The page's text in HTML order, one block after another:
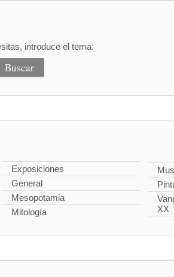
introduce el tema:
Exposiciones
General
Mesopotamia
Mitología
XX